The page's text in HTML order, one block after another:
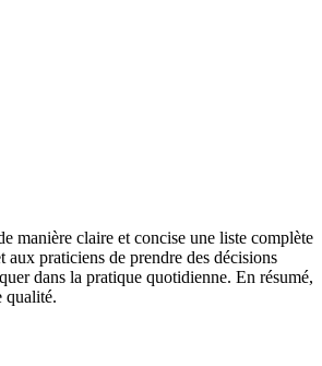
manière claire et concise une liste complète
praticiens de prendre des décisions
dans la pratique quotidienne. En résumé,
qualité.